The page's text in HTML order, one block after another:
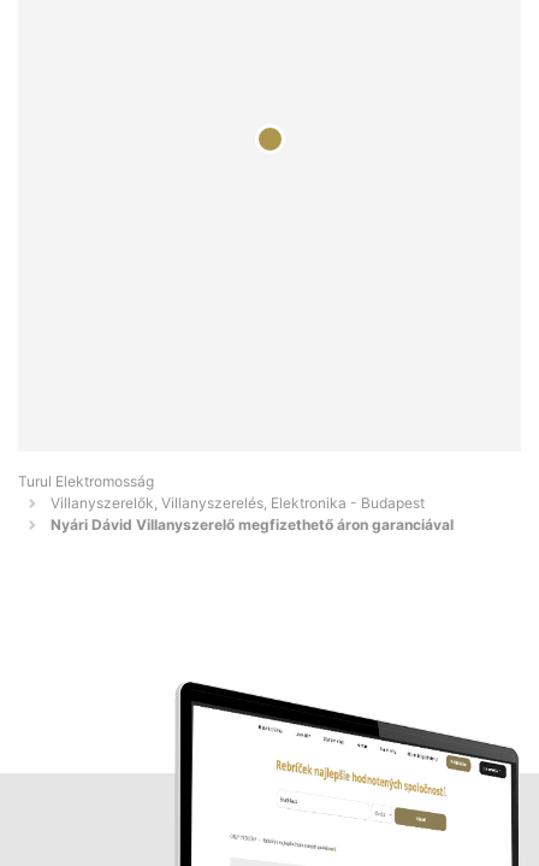
Turul Elektromosság
Villanyszerelők, Villanyszerelés, Elektronika - Budapest
Nyári Dávid Villanyszerelő megfizethető áron garanciával